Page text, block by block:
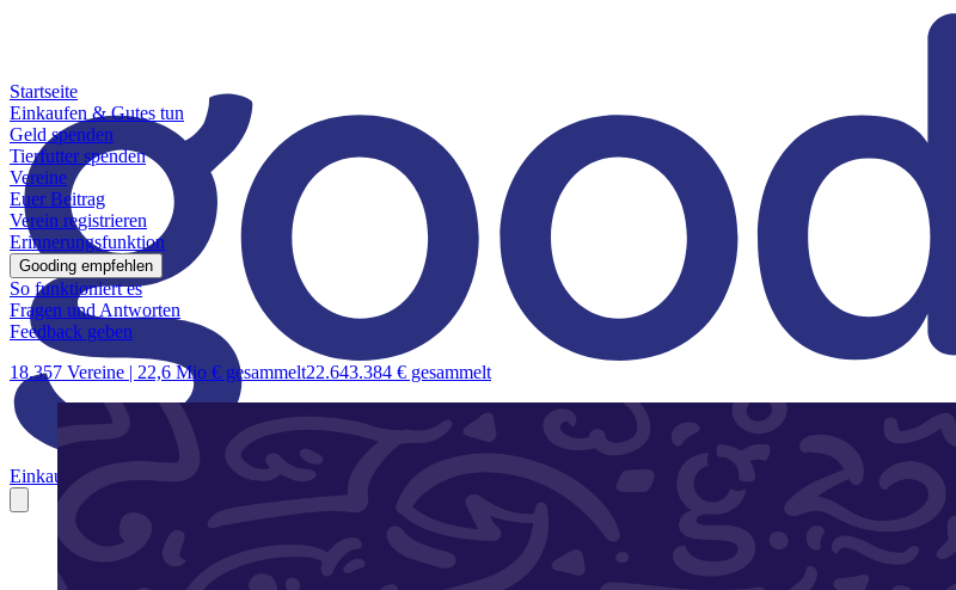
Einkaufen & Gutes tun Geld spendenTierfutter spenden VereineEuer Beitrag
Startseite
Einkaufen & Gutes tun
Geld spenden
Tierfutter spenden
Vereine
Euer Beitrag
Verein registrieren
Erinnerungsfunktion
Gooding empfehlen
So funktioniert es
Fragen und Antworten
Feedback geben
18.357 Vereine | 22,6 Mio € gesammelt22.643.384 € gesammelt